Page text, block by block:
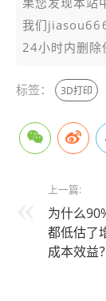
我们
24小时内删除
标签： 3D打印
上一篇:
为什么
都低估了
成本效益？